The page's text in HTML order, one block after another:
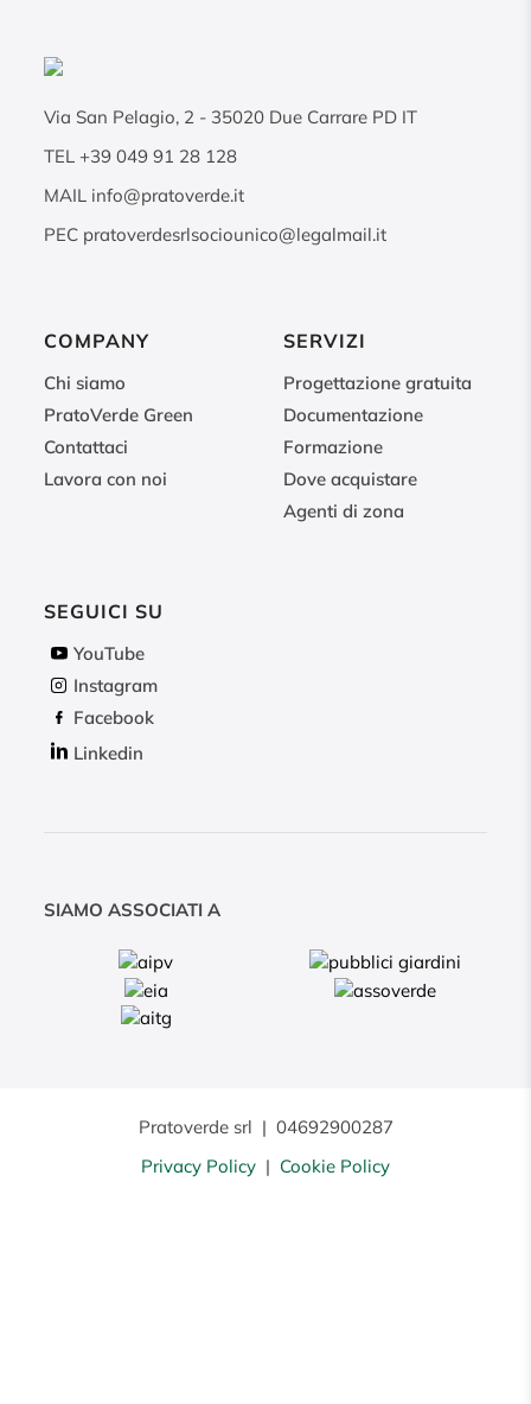
Via San Pelagio, 2 - 35020 Due Carrare PD IT
TEL+39 049 91 28 128
MAIL info@pratoverde.it
PEC pratoverdesrlsociounico@legalmail.it
COMPANY
Chi siamo
PratoVerde Green
Contattaci
Lavora con noi
SERVIZI
Progettazione gratuita
Documentazione
Formazione
Dove acquistare
Agenti di zona
SEGUICI SU
YouTube
Instagram
Facebook
Linkedin
SIAMO ASSOCIATI A
Pratoverde srl | 04692900287
Privacy Policy | Cookie Policy